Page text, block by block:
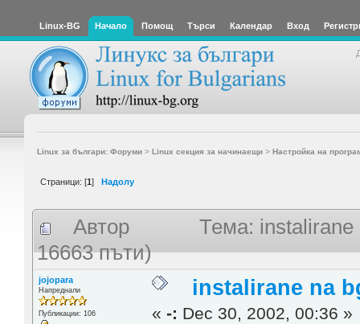
Linux-BG Начало Помощ Търси Календар Вход
Linux за българи: Форуми> Linux секция за начинаещи> Настройка на
Страници: [1] Надолу
Автор
Тема: instalirane
16663 пъти)
jojopara
Напреднали
Публикации: 106
instalirane na
«-: Dec 30, 2002, 00:36 »